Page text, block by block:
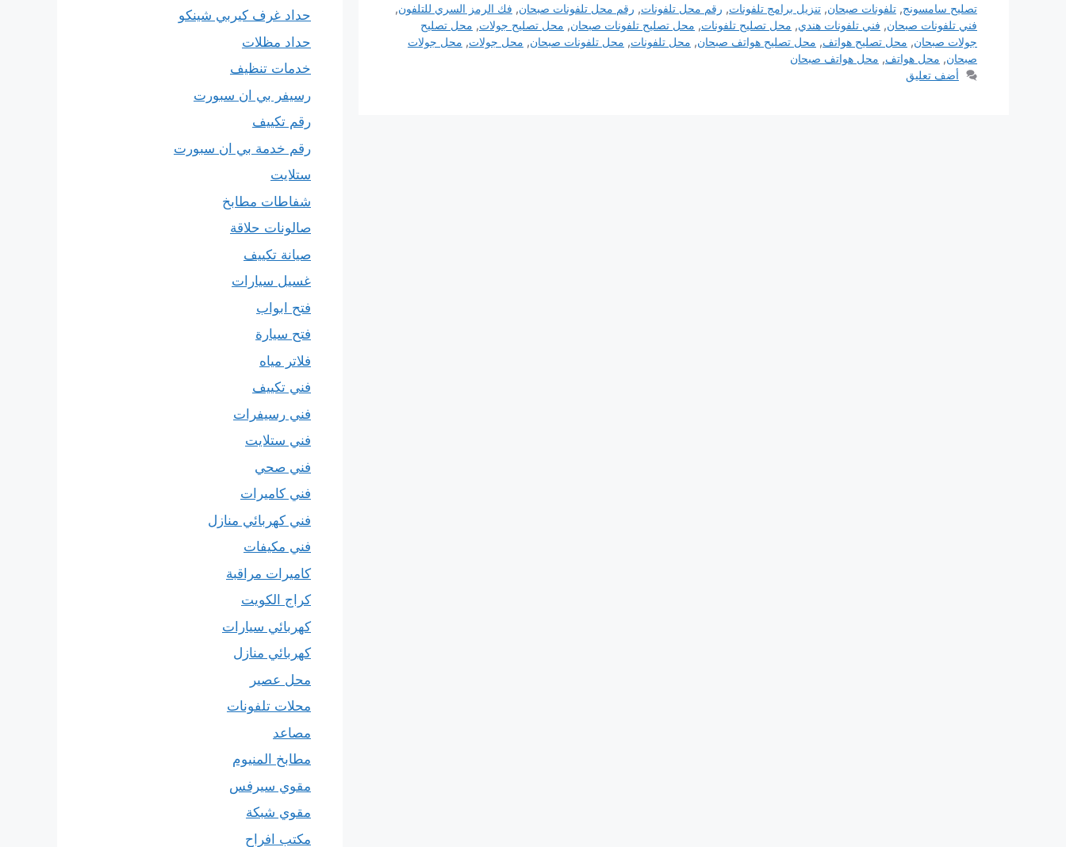
تصليح سامسونج, تلفونات صبحان, تنزيل برامج تلفونات, رقم محل تلفونات, رقم محل تلفونات صبحان, فك الرمز السري للتلفون,
فني تلفونات صبحان, فني تلفونات هندي, محل تصليح تلفونات, محل تصليح تلفونات صبحان, محل تصليح جولات, محل تصليح
جولات صبحان, محل تصليح هواتف, محل تصليح هواتف صبحان, محل تلفونات, محل تلفونات صبحان, محل جولات, محل جولات
صبحان, محل هواتف, محل هواتف صبحان
أضف تعليق
حداد غرف كيربي شينكو
حداد مظلات
خدمات تنظيف
رسيفر بي ان سبورت
رقم تكييف
رقم خدمة بي ان سبورت
ستلايت
شفاطات مطابخ
صالونات حلاقة
صيانة تكييف
غسيل سيارات
فتح ابواب
فتح سيارة
فلاتر مياه
فني تكييف
فني رسيفرات
فني ستلايت
فني صحي
فني كاميرات
فني كهربائي منازل
فني مكيفات
كاميرات مراقبة
كراج الكويت
كهربائي سيارات
كهربائي منازل
محل عصير
محلات تلفونات
مصاعد
مطابخ المنيوم
مقوي سيرفس
مقوي شبكة
مكتب افراح